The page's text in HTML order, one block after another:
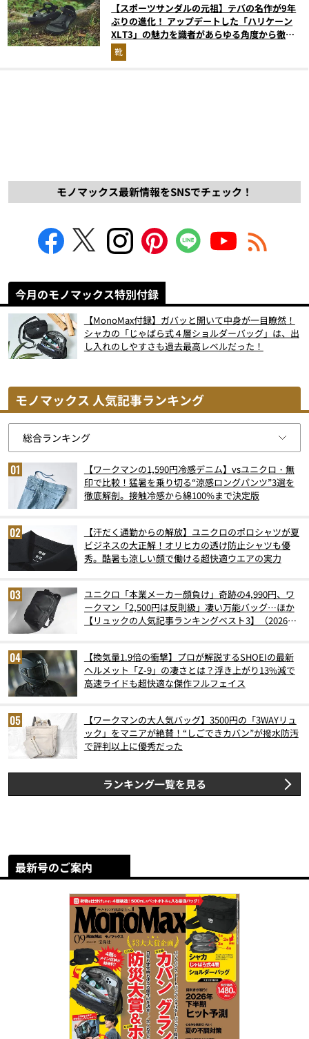
【スポーツサンダルの元祖】テバの名作が9年
ぶりの進化！ アップデートした「ハリケーン
XLT3」の魅力を識者があらゆる角度から徹底
解説！
靴
モノマックス最新情報をSNSでチェック！
今月のモノマックス特別付録
【MonoMax付録】ガバッと開いて中身が一目瞭然！
シャカの「じゃばら式４層ショルダーバッグ」は、出
し入れのしやすさも過去最高レベルだった！
モノマックス 人気記事ランキング
【ワークマンの1,590円冷感デニム】vsユニクロ・無
印で比較！猛暑を乗り切る“涼感ロングパンツ”3選を
徹底解剖。接触冷感から綿100%まで決定版
【汗だく通勤からの解放】ユニクロのポロシャツが夏
ビジネスの大正解！オリヒカの透け防止シャツも優
秀。酷暑も涼しい顔で働ける超快適ウエアの実力
ユニクロ「本業メーカー顔負け」奇跡の4,990円、ワ
ークマン「2,500円は反則級」凄い万能バッグ…ほか
【リュックの人気記事ランキングベスト3】（2026年
【換気量1.9倍の衝撃】プロが解説するSHOEIの最新
ヘルメット「Z-9」の凄さとは？浮き上がり13%減で
高速ライドも超快適な傑作フルフェイス
【ワークマンの大人気バッグ】3500円の「3WAYリュ
ック」をマニアが絶賛！“しごできカバン”が撥水防汚
で評判以上に優秀だった
ランキング一覧を見る
最新号のご案内